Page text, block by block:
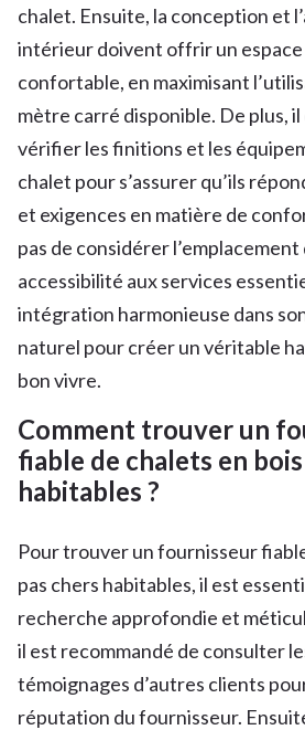
chalet. Ensuite, la conception et
intérieur doivent offrir un
confortable, en maximisant
mètre carré disponible. De plus,
vérifier les finitions et les
chalet pour s’assurer qu’ils
et exigences en matière de
pas de considérer
accessibilité aux services
intégration harmonieuse dans
naturel pour créer un véritable
bon vivre.
Comment trouver un
fiable de chalets en
habitables ?
Pour trouver un fournisseur
pas chers habitables, il est
recherche approfondie et
il est recommandé de consulter
témoignages d’autres clients
réputation du fournisseur.